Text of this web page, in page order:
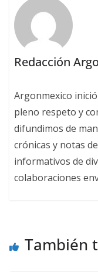
Redacción
Argonmexico
pleno respeto y
difundimos de
crónicas y notas
informativos de
colaboraciones
También